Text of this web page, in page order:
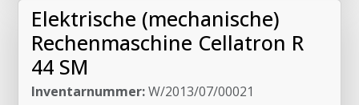
Elektrische (mechanische)
Rechenmaschine Cellatron R
44 SM
Inventarnummer:W/2013/07/00021